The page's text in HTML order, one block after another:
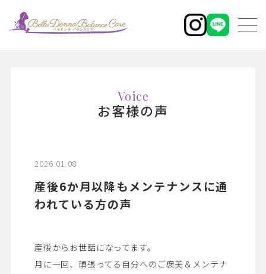
Voice
お客様の声
2026.01.08
産後6か月以降もメンテナンスに通
われている方の声
産後からお世話になってます。
月に一回、頑張ってる自分へのご褒美＆メンテナ